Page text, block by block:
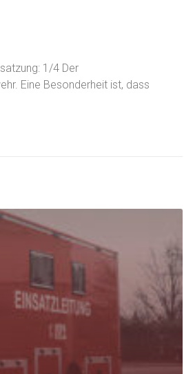
1/4 Der
Eine Besonderheit ist, dass